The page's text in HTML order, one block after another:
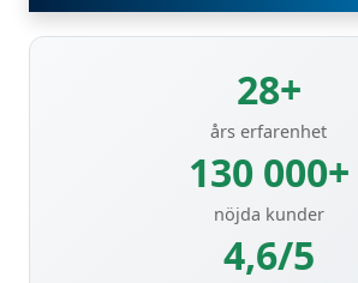
28+
års erfarenhet
130 000+
nöjda kunder
4,6/5